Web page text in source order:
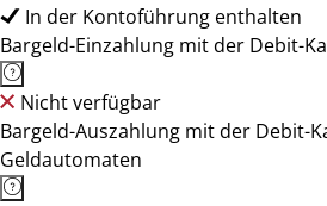
In der Kontoführung enthalten
Bargeld-Einzahlung mit der Debit-
Nicht verfügbar
Bargeld-Auszahlung mit der Debit-
Geldautomaten